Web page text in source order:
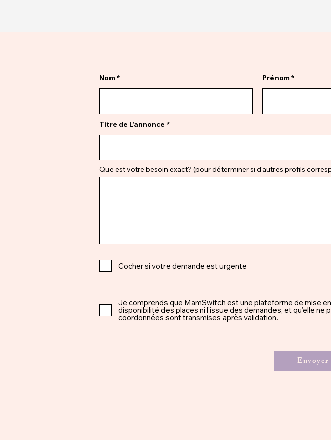
Nom Prénom
Titre de L'annonce
Que est votre besoin exact? (pour déterminer si d'autres profils
Cocher si votre demande est urgente
Je comprends que MamSwitch est une plateforme de mise
disponibilité des places ni l’issue des demandes, et qu’elle
coordonnées sont transmises après validation.
Envoyer